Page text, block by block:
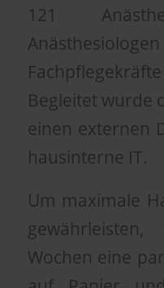
121
Begleitet wurde
einen externen
hausinterne IT.
Um maximale
Wochen eine